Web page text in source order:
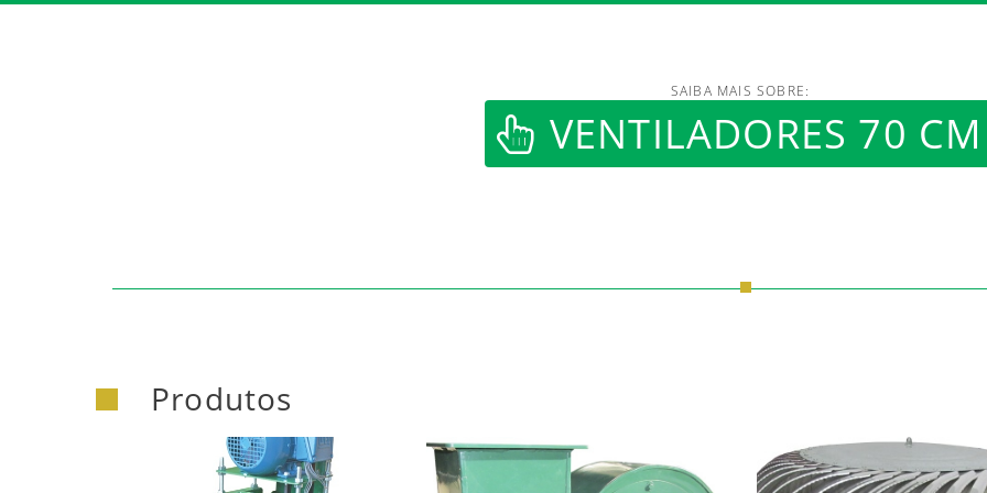
https://www.luftmaxi.com.br/
SAIBA MAIS SOBRE:
VENTILADORES 70 CM
Produtos